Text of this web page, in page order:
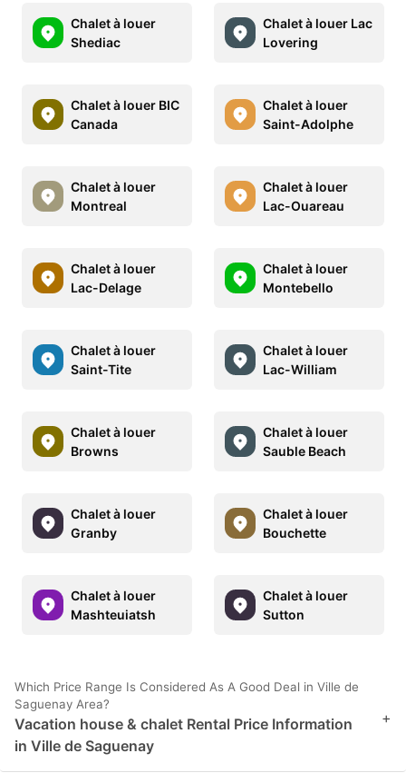
Chalet à louer
Shediac
Chalet à louer Lac
Lovering
Chalet à louer BIC
Canada
Chalet à louer
Saint-Adolphe
Chalet à louer
Montreal
Chalet à louer
Lac-Ouareau
Chalet à louer
Lac-Delage
Chalet à louer
Montebello
Chalet à louer
Saint-Tite
Chalet à louer
Lac-William
Chalet à louer
Browns
Chalet à louer
Sauble Beach
Chalet à louer
Granby
Chalet à louer
Bouchette
Chalet à louer
Mashteuiatsh
Chalet à louer
Sutton
Which Price Range Is Considered As A Good Deal in Ville de
Saguenay Area?
Vacation house & chalet Rental Price Information
in Ville de Saguenay
+